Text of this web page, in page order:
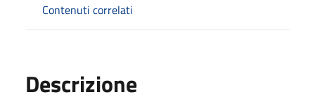
Contenuti correlati
Descrizione